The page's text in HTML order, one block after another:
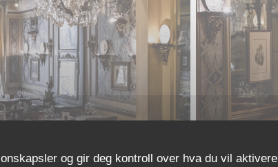
og gir deg kontroll over hva du vil aktivere